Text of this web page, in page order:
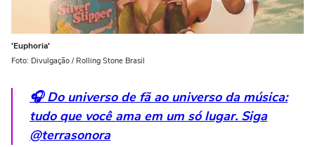
'Euphoria'
Foto: Divulgação / Rolling Stone Brasil
🎧 Do universo de fã ao universo da música:
tudo que você ama em um só lugar. Siga
@terrasonora